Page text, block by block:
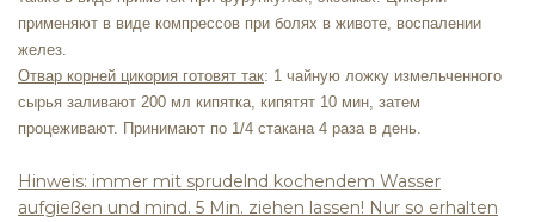
применяют в виде компрессов при болях в животе, воспалении
желез.
Отвар корней цикория готовят так: 1 чайную ложку измельченного
сырья заливают 200 мл кипятка, кипятят 10 мин, затем
процеживают. Принимают по 1/4 стакана 4 раза в день.
Hinweis: immer mit sprudelnd kochendem Wasser
aufgießen und mind. 5 Min. ziehen lassen! Nur so erhalten